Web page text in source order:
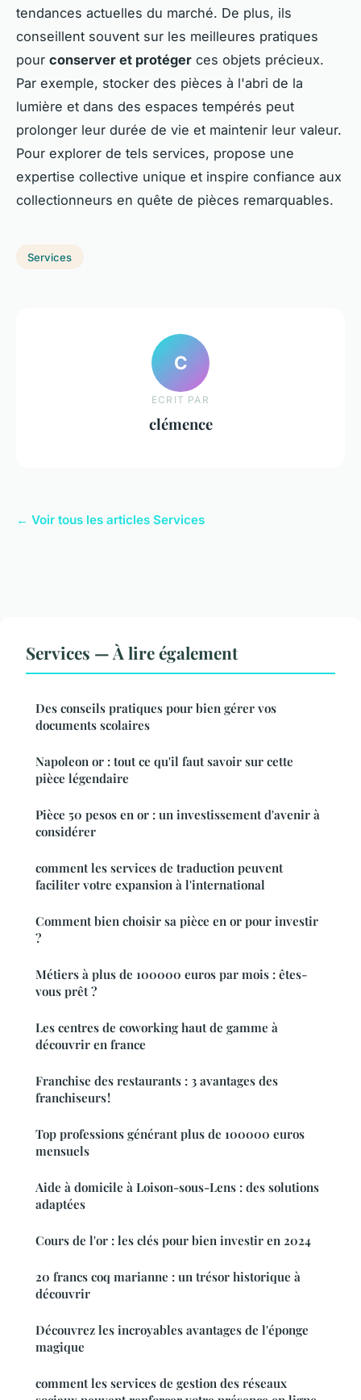
tendances actuelles du marché. De plus, ils
conseillent souvent sur les meilleures pratiques
pour conserver et protéger ces objets précieux.
Par exemple, stocker des pièces à l'abri de la
lumière et dans des espaces tempérés peut
prolonger leur durée de vie et maintenir leur valeur.
Pour explorer de tels services, propose une
expertise collective unique et inspire confiance aux
collectionneurs en quête de pièces remarquables.
Services
C
ECRIT PAR
clémence
← Voir tous les articles Services
Services — À lire également
Des conseils pratiques pour bien gérer vos
documents scolaires
Napoleon or : tout ce qu'il faut savoir sur cette
pièce légendaire
Pièce 50 pesos en or : un investissement d'avenir à
considérer
comment les services de traduction peuvent
faciliter votre expansion à l'international
Comment bien choisir sa pièce en or pour investir
?
Métiers à plus de 100000 euros par mois : êtes-
vous prêt ?
Les centres de coworking haut de gamme à
découvrir en france
Franchise des restaurants : 3 avantages des
franchiseurs !
Top professions générant plus de 100000 euros
mensuels
Aide à domicile à Loison-sous-Lens : des solutions
adaptées
Cours de l'or : les clés pour bien investir en 2024
20 francs coq marianne : un trésor historique à
découvrir
Découvrez les incroyables avantages de l'éponge
magique
comment les services de gestion des réseaux